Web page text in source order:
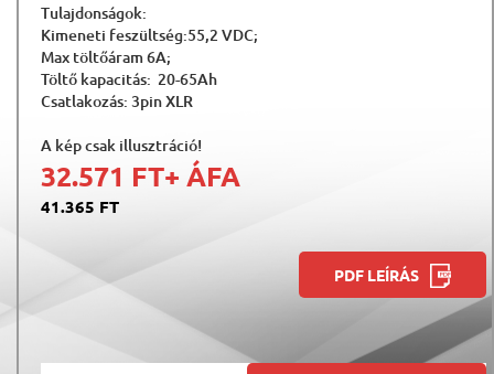
Tulajdonságok:
Kimeneti feszültség:55,2 VDC;
Max töltőáram 6A;
Töltő kapacitás: 20-65Ah
Csatlakozás: 3pin XLR
A kép csak illusztráció!
32.571 FT+ ÁFA
41.365 FT
PDF LEÍRÁS